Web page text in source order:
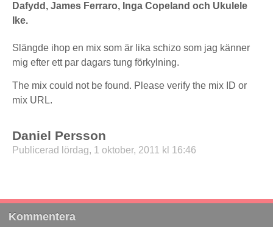
Dafydd, James Ferraro, Inga Copeland och Ukulele
Ike.
Slängde ihop en mix som är lika schizo som jag känner
mig efter ett par dagars tung förkylning.
The mix could not be found. Please verify the mix ID or
mix URL.
Daniel Persson
Publicerad lördag, 1 oktober, 2011 kl 16:46
Kommentera